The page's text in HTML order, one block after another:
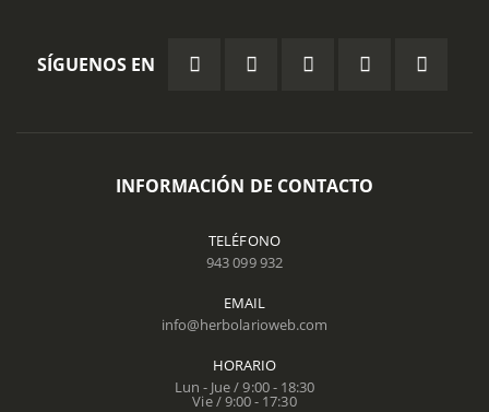
SÍGUENOS EN
INFORMACIÓN DE CONTACTO
TELÉFONO
943 099 932
EMAIL
info@herbolarioweb.com
HORARIO
Lun - Jue / 9:00 - 18:30
Vie / 9:00 - 17:30